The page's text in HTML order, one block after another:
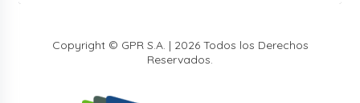
Copyright © GPR S.A. | 2026 Todos los Derechos
Reservados.